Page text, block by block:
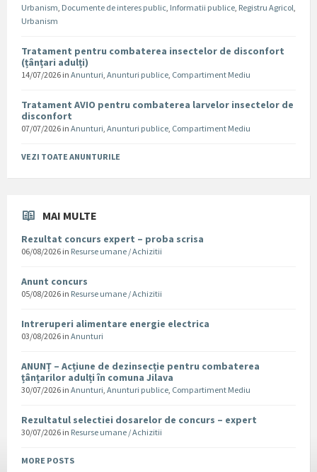
Urbanism, Documente de interes public, Informatii publice, Registru Agricol,
Urbanism
Tratament pentru combaterea insectelor de disconfort
(țânțari adulți)
14/07/2026 in Anunturi, Anunturi publice, Compartiment Mediu
Tratament AVIO pentru combaterea larvelor insectelor de
disconfort
07/07/2026 in Anunturi, Anunturi publice, Compartiment Mediu
VEZI TOATE ANUNTURILE
MAI MULTE
Rezultat concurs expert – proba scrisa
06/08/2026 in Resurse umane / Achizitii
Anunt concurs
05/08/2026 in Resurse umane / Achizitii
Intreruperi alimentare energie electrica
03/08/2026 in Anunturi
ANUNȚ – Acțiune de dezinsecție pentru combaterea
țânțarilor adulți în comuna Jilava
30/07/2026 in Anunturi, Anunturi publice, Compartiment Mediu
Rezultatul selectiei dosarelor de concurs – expert
30/07/2026 in Resurse umane / Achizitii
MORE POSTS